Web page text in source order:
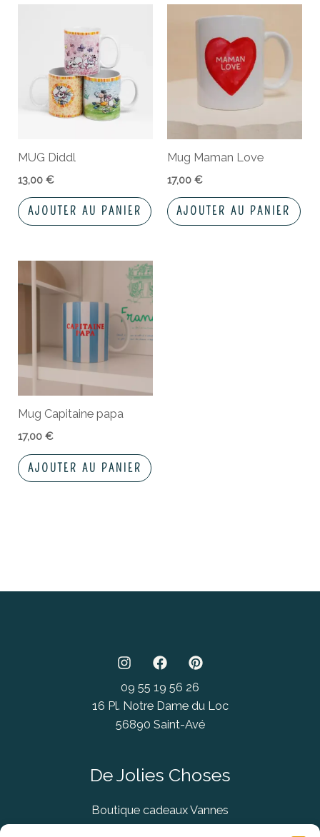
MUG Diddl
13,00€
AJOUTER AU PANIER
Mug Maman Love
17,00 €
AJOUTER AU PANIER
Mug Capitaine papa
17,00€
AJOUTER AU PANIER
09 55 19 56 26
16 Pl. Notre Dame du Loc
56890 Saint-Avé
De Jolies Choses
Boutique cadeaux Vannes
Concept Store Vannes